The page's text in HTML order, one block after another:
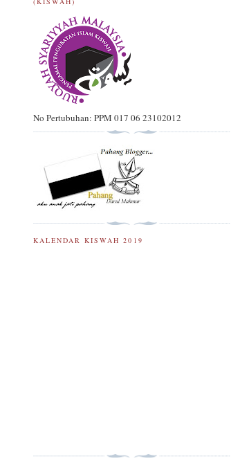
No Pertubuhan: PPM 017 06 23102012
KALENDAR KISWAH 2019